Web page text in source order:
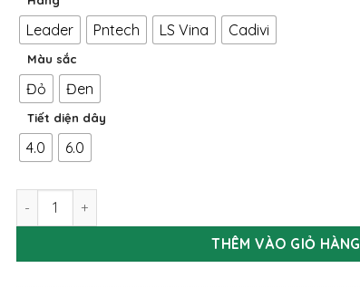
Leader Pntech LS Vina Cadivi
Màu sắc
Đỏ Đen
Tiết diện dây
4.0 6.0
Dây DC năng lượng mặt trời cao cấp 2 lớp vỏ
THÊM VÀO GIỎ HÀNG